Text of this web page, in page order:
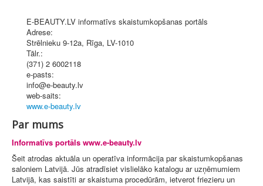
E-BEAUTY.LV informatīvs skaistumkopšanas portāls
Adrese:
Strēlnieku 9-12a, Rīga, LV-1010
Tālr.:
(371) 2 6002118
e-pasts:
info@e-beauty.lv
web-saits:
www.e-beauty.lv
Par mums
Informatīvs portāls www.e-beauty.lv
Šeit atrodas aktuāla un operatīva informācija par skaistumkopšanas
saloniem Latvijā. Jūs atradīsiet vislielāko katalogu ar uzņēmumiem
Latvijā, kas saistīti ar skaistuma procedūrām, ietverot friezieru un